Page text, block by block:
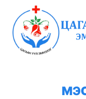
content